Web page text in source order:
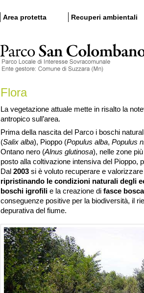
Area protetta Recuperi ambientali
Flora
La vegetazione attuale mette in risalto la
antropico sull’area.
Prima della nascita del Parco i boschi
(Salix alba), Pioppo (Populus alba, Populus
Ontano nero (Alnus glutinosa), nelle zone
posto alla coltivazione intensiva del Pioppo,
Dal 2003 si è voluto recuperare e
ripristinando le condizioni naturali degli
boschi igrofili e la creazione di fasce
conseguenze positive per la biodiversità, il
depurativa del fiume.